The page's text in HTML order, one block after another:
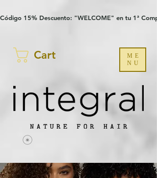
Código 15% Descuento: "WELCOME" en tu 1ª
Cart
ME
NU